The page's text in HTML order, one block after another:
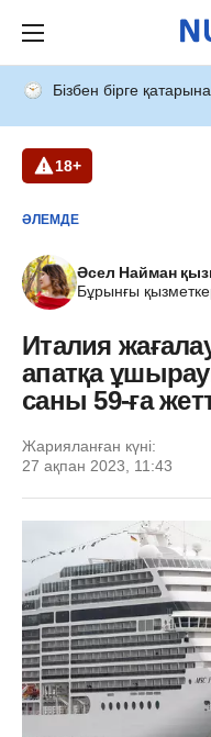
Бізбен бірге
18+
ӘЛЕМДЕ
Әсел Найман
Бұрынғы
Италия
апатқа
саны 59-ға
Жарияланған күні:
27 ақпан 2023, 11:43